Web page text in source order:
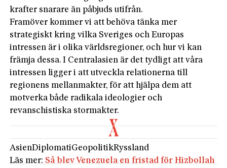
krafter snarare än påbjuds utifrån.
Framöver kommer vi att behöva tänka mer
strategiskt kring vilka Sveriges och Europas
intressen är i olika världsregioner, och hur vi kan
främja dessa. I Centralasien är det tydligt att våra
intressen ligger i att utveckla relationerna till
regionens mellanmakter, för att hjälpa dem att
motverka både radikala ideologier och
revanschistiska stormakter.
AsienDiplomatiGeopolitikRyssland
Läs mer: Så blev Venezuela en fristad för Hizbollah